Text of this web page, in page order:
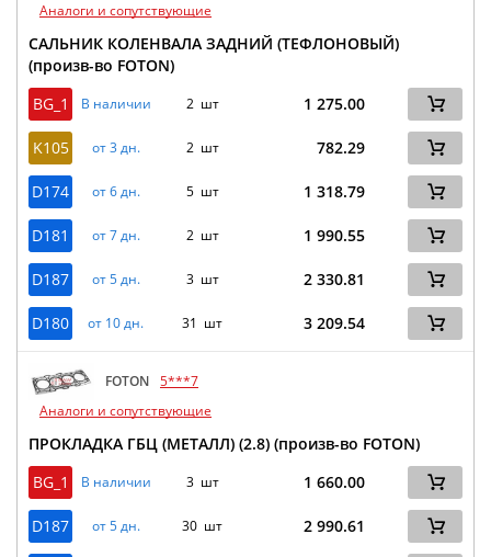
Аналоги и сопутствующие
САЛЬНИК КОЛЕНВАЛА ЗАДНИЙ (ТЕФЛОНОВЫЙ)
(произв-во FOTON)
BG_1
В наличии 2 шт 1 275.00
K105 от 3 дн. 2 шт 782.29
D174 от 6 дн. 5 шт 1 318.79
D181 от 7 дн. 2 шт 1 990.55
D187 от 5 дн. 3 шт 2 330.81
D180 от 10 дн. 31 шт 3 209.54
FOTON 5***7
Аналоги и сопутствующие
ПРОКЛАДКА ГБЦ (МЕТАЛЛ) (2.8) (произв-во FOTON)
BG_1
В наличии 3 шт 1 660.00
D187 от 5 дн. 30 шт 2 990.61